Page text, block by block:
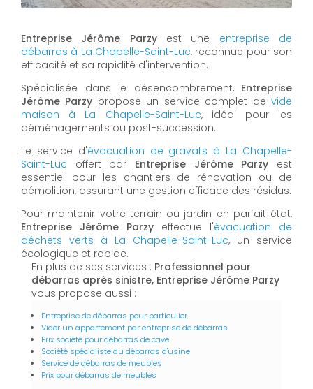
Entreprise Jérôme Parzyest une entreprise de
débarras à La Chapelle-Saint-Luc, reconnue pour son
efficacité et sa rapidité d'intervention.
Spécialisée dans le désencombrement, Entreprise
Jérôme Parzy propose un service complet devide
maison à La Chapelle-Saint-Luc, idéal pour les
déménagements ou post-succession.
Le service d'évacuation de gravats à La Chapelle-
Saint-Luc offert par Entreprise Jérôme Parzy est
essentiel pour les chantiers de rénovation ou de
démolition, assurant une gestion efficace des résidus.
Pour maintenir votre terrain ou jardin en parfait état,
Entreprise Jérôme Parzy effectue l'évacuation de
déchets verts à La Chapelle-Saint-Luc, un service
écologique et rapide.
En plus de ses services : Professionnel pour
débarras après sinistre, Entreprise Jérôme Parzy
vous propose aussi :
Entreprise de débarras pour particulier
Vider un appartement par entreprise de débarras
Prix société pour débarras de cave
Société spécialiste du débarras d'usine
Service de débarras de meubles
Prix pour débarras de meubles